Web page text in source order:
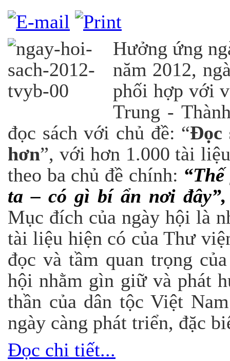
Hưởng ứng
năm 2012,
phối hợp với
Trung -
đọc sách với chủ đề: “Đọc
hơn”, với hơn 1.000 tài
theo ba chủ đề chính:
ta – có gì bí ẩn nơi đây”,
Mục đích của ngày hội là
tài liệu hiện có của Thư
đọc và tầm quan trọng
hội nhằm gìn giữ và phát
thần của dân tộc Việt
ngày càng phát triển, đặc
Đọc chi tiết...